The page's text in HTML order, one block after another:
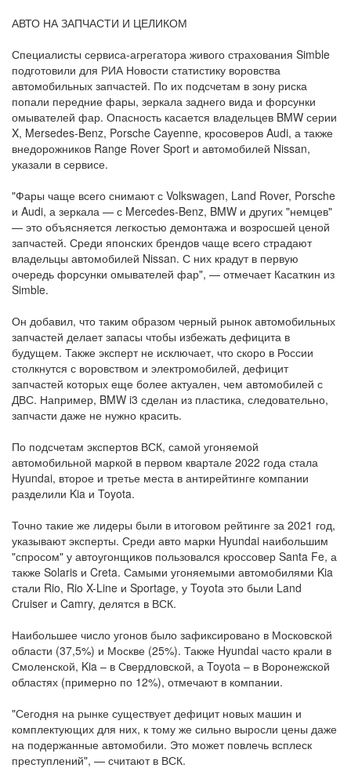
АВТО НА ЗАПЧАСТИ И ЦЕЛИКОМ
Специалисты сервиса-агрегатора живого страхования Simble
подготовили для РИА Новости статистику воровства
автомобильных запчастей. По их подсчетам в зону риска
попали передние фары, зеркала заднего вида и форсунки
омывателей фар. Опасность касается владельцев BMW серии
X, Mersedes-Benz, Porsche Cayenne, кросоверов Audi, а также
внедорожников Range Rover Sport и автомобилей Nissan,
указали в сервисе.
"Фары чаще всего снимают с Volkswagen, Land Rover, Porsche
и Audi, а зеркала — с Mercedes-Benz, BMW и других "немцев"
— это объясняется легкостью демонтажа и возросшей ценой
запчастей. Среди японских брендов чаще всего страдают
владельцы автомобилей Nissan. С них крадут в первую
очередь форсунки омывателей фар", — отмечает Касаткин из
Simble.
Он добавил, что таким образом черный рынок автомобильных
запчастей делает запасы чтобы избежать дефицита в
будущем. Также эксперт не исключает, что скоро в России
столкнутся с воровством и электромобилей, дефицит
запчастей которых еще более актуален, чем автомобилей с
ДВС. Например, BMW i3 сделан из пластика, следовательно,
запчасти даже не нужно красить.
По подсчетам экспертов ВСК, самой угоняемой
автомобильной маркой в первом квартале 2022 года стала
Hyundai, второе и третье места в антирейтинге компании
разделили Kia и Toyota.
Точно такие же лидеры были в итоговом рейтинге за 2021 год,
указывают эксперты. Среди авто марки Hyundai наибольшим
"спросом" у автоугонщиков пользовался кроссовер Santa Fe, а
также Solaris и Creta. Самыми угоняемыми автомобилями Kia
стали Rio, Rio X-Line и Sportage, у Toyota это были Land
Cruiser и Camry, делятся в ВСК.
Наибольшее число угонов было зафиксировано в Московской
области (37,5%) и Москве (25%). Также Hyundai часто крали в
Смоленской, Kia – в Свердловской, а Toyota – в Воронежской
областях (примерно по 12%), отмечают в компании.
"Сегодня на рынке существует дефицит новых машин и
комплектующих для них, к тому же сильно выросли цены даже
на подержанные автомобили. Это может повлечь всплеск
преступлений", — считают в ВСК.